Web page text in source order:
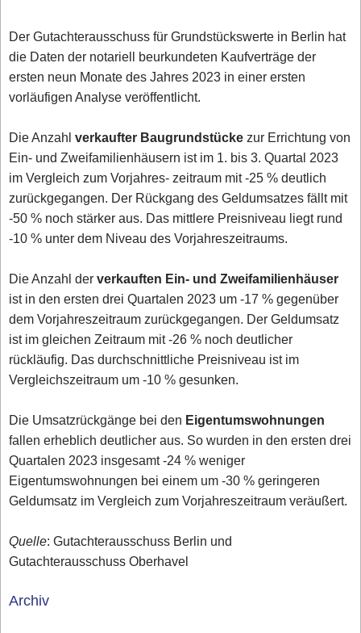
Der Gutachterausschuss für Grundstückswerte in Berlin hat
die Daten der notariell beurkundeten Kaufverträge der
ersten neun Monate des Jahres 2023 in einer ersten
vorläufigen Analyse veröffentlicht.
Die Anzahlverkaufter Baugrundstückezur Errichtung von
Ein- und Zweifamilienhäusern ist im 1. bis 3. Quartal 2023
im Vergleich zum Vorjahres- zeitraum mit -25 % deutlich
zurückgegangen. Der Rückgang des Geldumsatzes fällt mit
-50 % noch stärker aus. Das mittlere Preisniveau liegt rund
-10 % unter dem Niveau des Vorjahreszeitraums.
Die Anzahl derverkauften Ein- und Zweifamilienhäuser
ist in den ersten drei Quartalen 2023 um -17 % gegenüber
dem Vorjahreszeitraum zurückgegangen. Der Geldumsatz
ist im gleichen Zeitraum mit -26 % noch deutlicher
rückläufig. Das durchschnittliche Preisniveau ist im
Vergleichszeitraum um -10 % gesunken.
Die Umsatzrückgänge bei den Eigentumswohnungen
fallen erheblich deutlicher aus. So wurden in den ersten drei
Quartalen 2023 insgesamt -24 % weniger
Eigentumswohnungen bei einem um -30 % geringeren
Geldumsatz im Vergleich zum Vorjahreszeitraum veräußert.
Quelle: Gutachterausschuss Berlin und
Gutachterausschuss Oberhavel
Archiv